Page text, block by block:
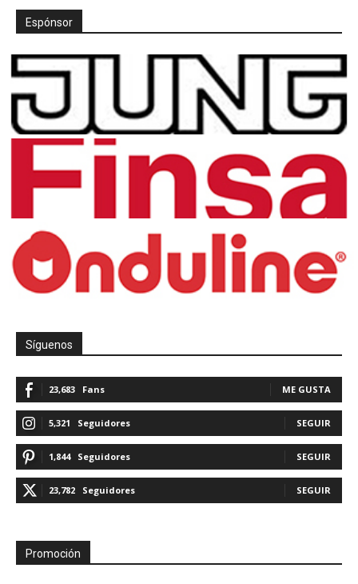
Espónsor
Síguenos
23,683 Fans ME GUSTA
5,321 Seguidores SEGUIR
1,844 Seguidores SEGUIR
23,782 Seguidores SEGUIR
Promoción